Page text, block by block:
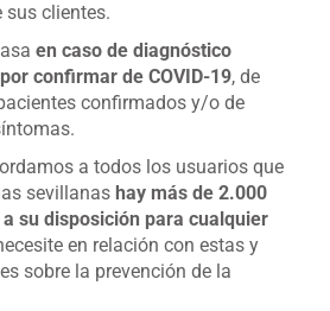
clientes.
en caso de diagnóstico
confirmar de COVID-19, de
confirmados y/o de
a todos los usuarios que
sevillanas hay más de 2.000
su disposición para cualquier
en relación con estas y
sobre la prevención de la